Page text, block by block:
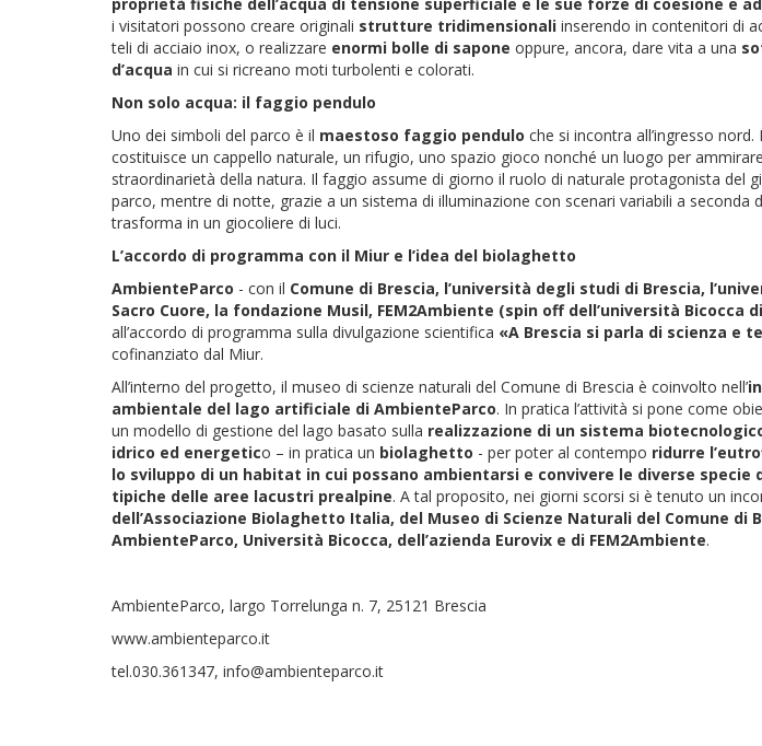
i visitatori possono creare originali strutture tridimensionali inserendo in contenitori di
teli di acciaio inox, o realizzare enormi bolle di sapone oppure, ancora, dare vita a una
d’acqua in cui si ricreano moti turbolenti e colorati.
Non solo acqua: il faggio pendulo
Uno dei simboli del parco è il maestoso faggio pendulo che si incontra all’ingresso nord.
costituisce un cappello naturale, un rifugio, uno spazio gioco nonché un luogo per
straordinarietà della natura. Il faggio assume di giorno il ruolo di naturale protagonista del
parco, mentre di notte, grazie a un sistema di illuminazione con scenari variabili a seconda
trasforma in un giocoliere di luci.
L’accordo di programma con il Miur e l’idea del biolaghetto
AmbienteParco - con il Comune di Brescia, l’università degli studi di Brescia,
Sacro Cuore, la fondazione Musil, FEM2Ambiente (spin off dell’università Bicocca
all’accordo di programma sulla divulgazione scientifica «A Brescia si parla di scienza e
cofinanziato dal Miur.
All’interno del progetto, il museo di scienze naturali del Comune di Brescia è coinvolto nell’
ambientale del lago artificiale di AmbienteParco. In pratica l’attività si pone come
un modello di gestione del lago basato sulla realizzazione di un sistema
idrico ed energetico – in pratica un biolaghetto - per poter al contempo ridurre
lo sviluppo di un habitat in cui possano ambientarsi e convivere le diverse specie
tipiche delle aree lacustri prealpine. A tal proposito, nei giorni scorsi si è tenuto un
dell’Associazione Biolaghetto Italia, del Museo di Scienze Naturali del Comune di
AmbienteParco, Università Bicocca, dell’azienda Eurovix e di FEM2Ambiente.
AmbienteParco, largo Torrelunga n. 7, 25121 Brescia
www.ambienteparco.it
tel.030.361347, info@ambienteparco.it